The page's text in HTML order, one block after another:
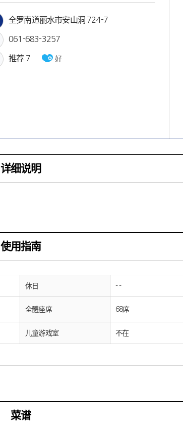
全罗南道丽水市安山洞 724-7
061-683-3257
推荐 7 好
详细说明
使用指南
休日 - -
全體座席 68席
儿童游戏室 不在
菜谱